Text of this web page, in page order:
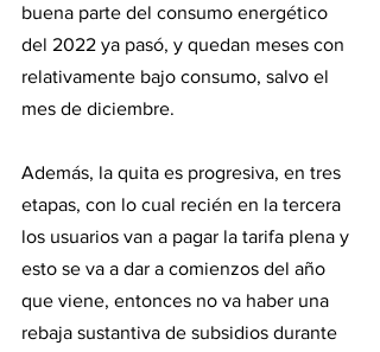
buena parte del consumo energético
del 2022 ya pasó, y quedan meses con
relativamente bajo consumo, salvo el
mes de diciembre.
Además, la quita es progresiva, en tres
etapas, con lo cual recién en la tercera
los usuarios van a pagar la tarifa plena y
esto se va a dar a comienzos del año
que viene, entonces no va haber una
rebaja sustantiva de subsidios durante